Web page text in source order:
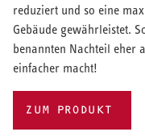
reduziert und so eine
Gebäude gewährleistet.
benannten Nachteil eher
einfacher macht!
ZUM PRODUKT